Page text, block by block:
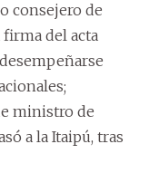
consejero de
del acta
ministro de
a la Itaipú, tras